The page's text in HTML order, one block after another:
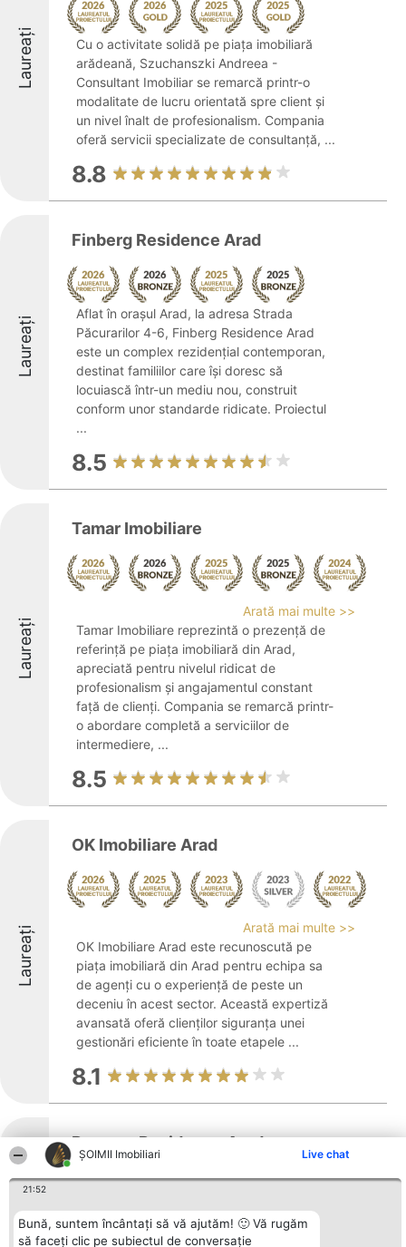
ȘOIMII Imobiliari Live chat
21:52
Bună, suntem încântați să vă ajutăm! 🙂 Vă rugăm
să faceți clic pe subiectul de conversație
Laureați
Cu o activitate solidă pe piața imobiliară
arădeană, Szuchanszki Andreea -
Consultant Imobiliar se remarcă printr-o
modalitate de lucru orientată spre client și
un nivel înalt de profesionalism. Compania
oferă servicii specializate de consultanță, ...
8.8
Laureați
Finberg Residence Arad
Aflat în orașul Arad, la adresa Strada
Păcurarilor 4-6, Finberg Residence Arad
este un complex rezidențial contemporan,
destinat familiilor care își doresc să
locuiască într-un mediu nou, construit
conform unor standarde ridicate. Proiectul
...
8.5
Laureați
Tamar Imobiliare
Arată mai multe >>
Tamar Imobiliare reprezintă o prezență de
referință pe piața imobiliară din Arad,
apreciată pentru nivelul ridicat de
profesionalism și angajamentul constant
față de clienți. Compania se remarcă printr-
o abordare completă a serviciilor de
intermediere, ...
8.5
Laureați
OK Imobiliare Arad
Arată mai multe >>
OK Imobiliare Arad este recunoscută pe
piața imobiliară din Arad pentru echipa sa
de agenți cu o experiență de peste un
deceniu în acest sector. Această expertiză
avansată oferă clienților siguranța unei
gestionări eficiente în toate etapele ...
8.1
Romana Residence Arad
Romana Residence Arad este implicată în
dezvoltarea de ansambluri rezidențiale